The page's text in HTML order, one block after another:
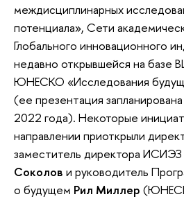
междисциплинарных
потенциала», Сети
Глобального инновационного
недавно открывшейся на базе
ЮНЕСКО «Исследования
(ее презентация
2022 года). Некоторые
направлении приоткрыли
заместитель директора ИСИЭЗ
Соколов и руководитель
о будущем Рил Миллер